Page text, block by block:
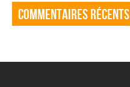
Commentaires récents